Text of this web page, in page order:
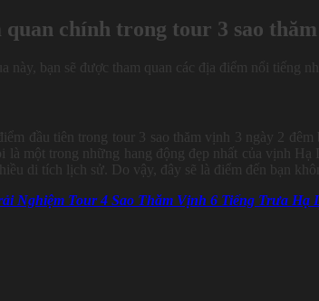
chính trong tour 3 sao
bạn sẽ được tham quan các địa điểm nổi tiếng
đầu tiên trong tour 3 sao thăm vịnh 3 ngày 2
một trong những hang động đẹp nhất của vịnh
di tích lịch sử. Do vậy, đây sẽ là điểm đến bạn
Nghiệm Tour 4 Sao Thăm Vịnh 6 Tiếng Trưa Hạ